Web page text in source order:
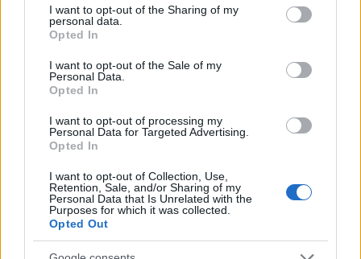
not limited to your visit or usage behaviour. You may click to
grant or deny consent to Google and its third-party tags to
use your data for below specified purposes in below Google
consent section.
I want to opt-out of the Sharing of my
personal data.
Opted In
I want to opt-out of the Sale of my
Personal Data.
Opted In
I want to opt-out of processing my
Personal Data for Targeted Advertising.
Opted In
I want to opt-out of Collection, Use,
Retention, Sale, and/or Sharing of my
Personal Data that Is Unrelated with the
Purposes for which it was collected.
Opted Out
Condividi l'articolo
F
a
ce
b
o
o
k
T
w
it
te
r
n
re
h
s
A
p
p
h
re
Prossimo articolo
NOTIZIE RECENTI
Controlli rafforzati in Costa Smeralda, 20